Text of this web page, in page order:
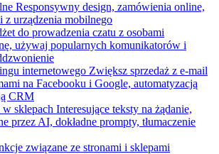
Responsywny design, zamówienia online,
z urządzenia mobilnego
do prowadzenia czatu z osobami
używaj popularnych komunikatorów i
internetowego Zwiększ sprzedaż z e-mail
na Facebooku i Google, automatyzacją
CRM
sklepach Interesujące teksty na żądanie,
przez AI, dokładne prompty, tłumaczenie
związane ze stronami i sklepami